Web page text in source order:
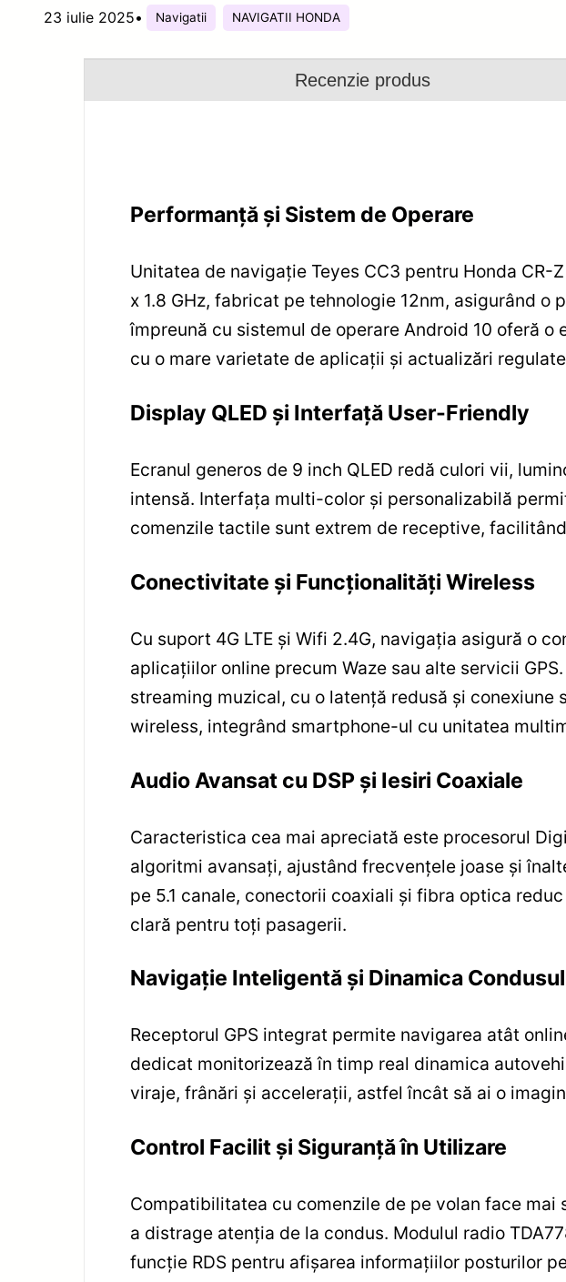
23 iulie 2025• Navigatii NAVIGATII HONDA
Recenzie produs
Performanță și Sistem de Operare
Unitatea de navigație Teyes CC3 pentru Honda
x 1.8 GHz, fabricat pe tehnologie 12nm, asigurând
împreună cu sistemul de operare Android 10 oferă
cu o mare varietate de aplicații și actualizări
Display QLED și Interfață User-Friendly
Ecranul generos de 9 inch QLED redă culori vii,
intensă. Interfața multi-color și personalizabilă
comenzile tactile sunt extrem de receptive,
Conectivitate și Funcționalități Wireless
Cu suport 4G LTE și Wifi 2.4G, navigația asigură o
aplicațiilor online precum Waze sau alte servicii
streaming muzical, cu o latență redusă și
wireless, integrând smartphone-ul cu unitatea
Audio Avansat cu DSP și Iesiri Coaxiale
Caracteristica cea mai apreciată este procesorul
algoritmi avansați, ajustând frecvențele joase și
pe 5.1 canale, conectorii coaxiali și fibra optica
clară pentru toți pasagerii.
Navigație Inteligentă și Dinamica
Receptorul GPS integrat permite navigarea atât
dedicat monitorizează în timp real dinamica
viraje, frânări și accelerații, astfel încât să ai o
Control Facilit și Siguranță în Utilizare
Compatibilitatea cu comenzile de pe volan face
a distrage atenția de la condus. Modulul radio
funcție RDS pentru afișarea informațiilor posturilor